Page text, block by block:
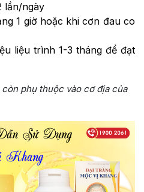
lần/ngày
1 giờ hoặc khi cơn đau co
liệu trình 1-3 tháng để đạt
còn phụ thuộc vào cơ địa của